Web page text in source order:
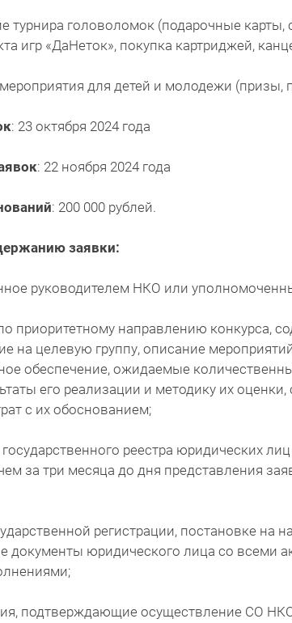
турнира головоломок (подарочные карты,
игр «ДаНеток», покупка картриджей,
для детей и молодежи (призы,
: 23 октября 2024 года
: 22 ноября 2024 года
: 200 000 рублей.
заявки:
руководителем НКО или
приоритетному направлению конкурса,
на целевую группу, описание
обеспечение, ожидаемые
его реализации и методику их оценки,
с их обоснованием;
реестра юридических
за три месяца до дня представления
регистрации, постановке на
документы юридического лица со всеми
подтверждающие осуществление СО